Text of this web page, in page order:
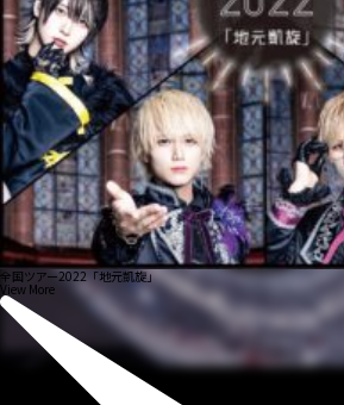
全国ツアー2022「地元凱旋」
View More